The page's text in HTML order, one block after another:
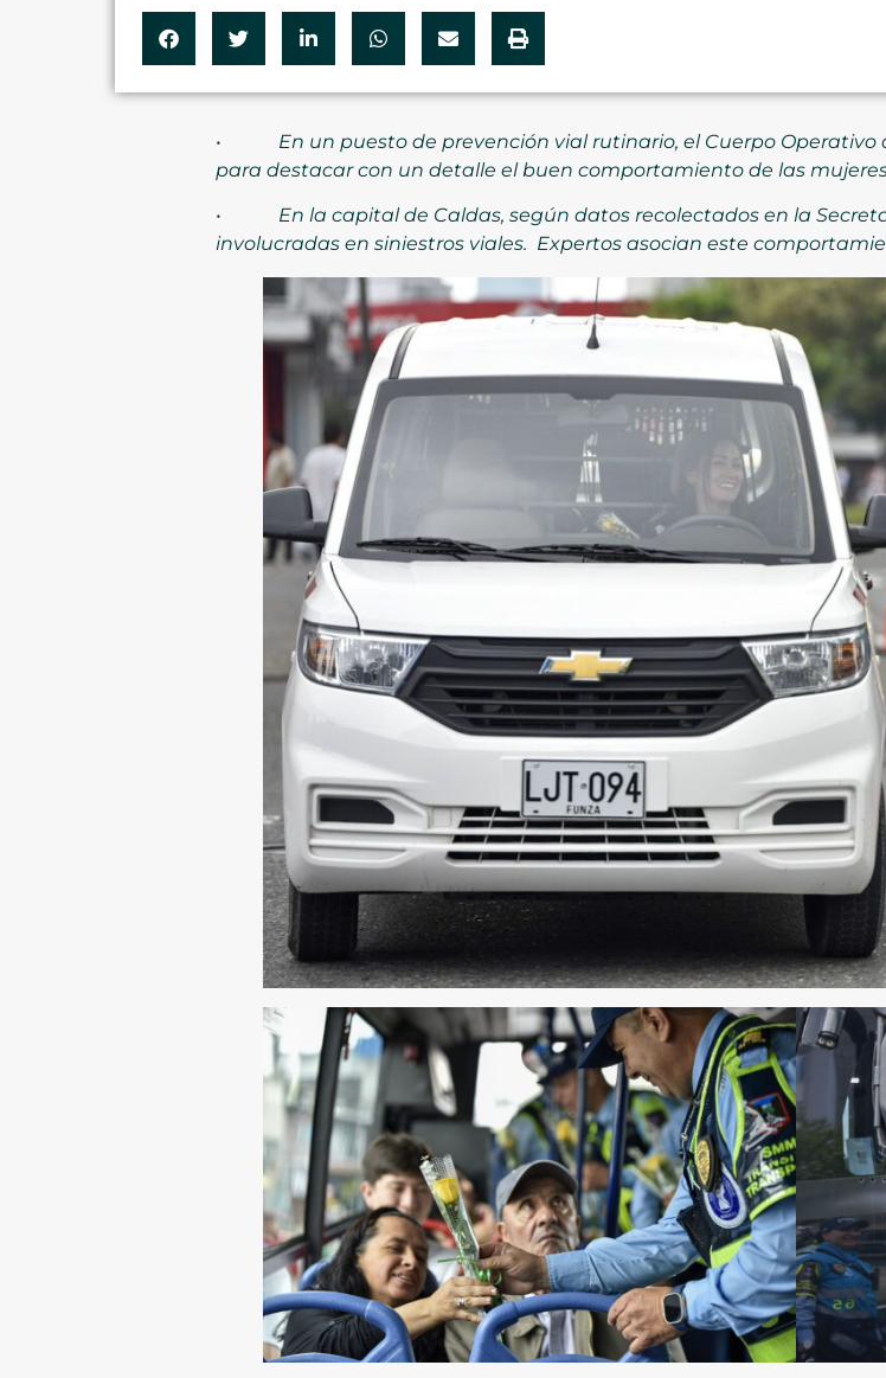
• En un puesto de prevención vial rutinario, el Cuerpo
para destacar con un detalle el buen comportamiento de las
• En la capital de Caldas, según datos recolectados en la
involucradas en siniestros viales. Expertos asocian este